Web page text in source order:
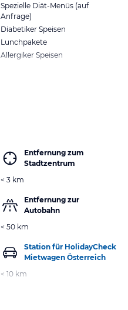
Spezielle Diät-Menüs (auf
Anfrage)
Diabetiker Speisen
Lunchpakete
Allergiker Speisen
Entfernung zum
Stadtzentrum
< 3 km
Entfernung zur
Autobahn
< 50 km
Station für HolidayCheck
Mietwagen Österreich
< 10 km